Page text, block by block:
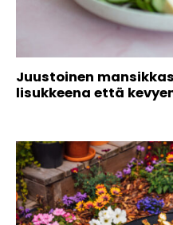
Juustoinen
lisukkeena että